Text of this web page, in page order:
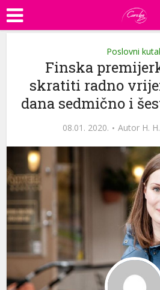
Poslovni
Finska
skratiti radno
dana sedmično i
08.01. 2020. Autor H. H.